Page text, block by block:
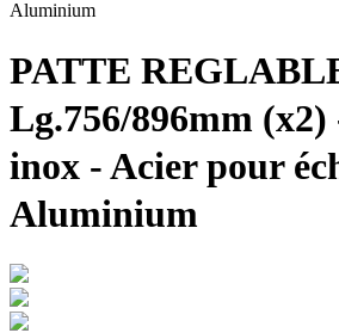
Aluminium
PATTE
Lg.756/896mm (x2)
inox - Acier pour
Aluminium